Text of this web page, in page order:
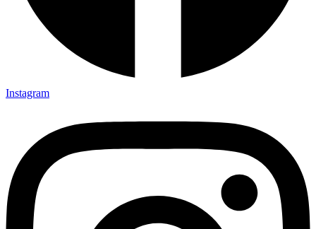
Instagram